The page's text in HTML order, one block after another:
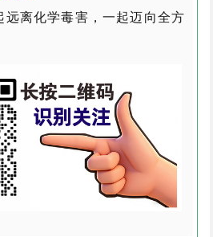
远离化学毒害，一起迈向全方